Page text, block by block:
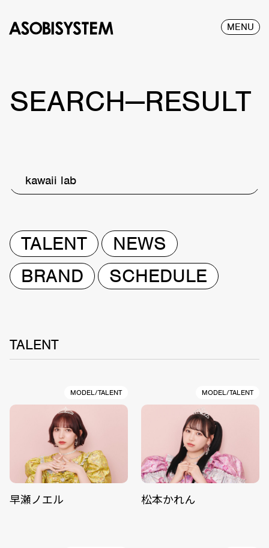
MENU
SEARCH—RESULT
kawaii lab
TALENT
NEWS
BRAND
SCHEDULE
TALENT
MODEL/TALENT
早瀬ノエル
MODEL/TALENT
松本かれん